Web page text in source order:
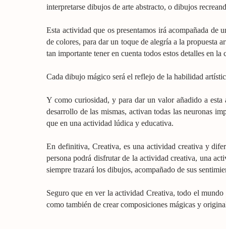
interpretarse dibujos de arte abstracto, o dibujos
Esta actividad que os presentamos irá acompañada de
de colores, para dar un toque de alegría a la propuesta
tan importante tener en cuenta todos estos detalles en
Cada dibujo mágico será el reflejo de la habilidad
Y como curiosidad, y para dar un valor añadido a
desarrollo de las mismas, activan todas las neuronas
que en una actividad lúdica y educativa.
En definitiva, Creativa, es una actividad creativa y
persona podrá disfrutar de la actividad creativa, una
siempre trazará los dibujos, acompañado de sus
Seguro que en ver la actividad Creativa, todo el mundo
como también de crear composiciones mágicas y